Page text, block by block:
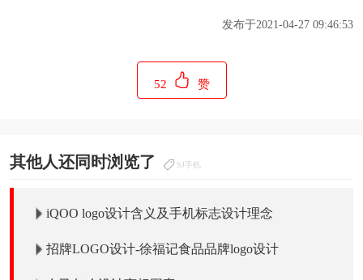
发布于2021-04-27 09:46:53
52 赞
其他人还同时浏览了 SJ手机
iQOO logo设计含义及手机标志设计理念
招牌LOGO设计-徐福记食品品牌logo设计